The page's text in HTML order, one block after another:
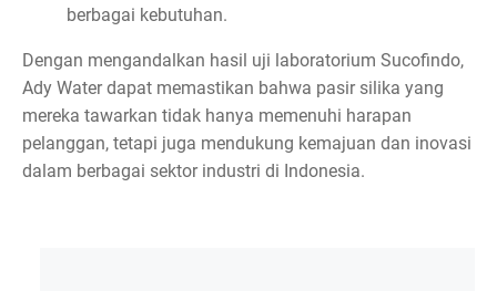
berbagai kebutuhan.
Dengan mengandalkan hasil uji laboratorium Sucofindo,
Ady Water dapat memastikan bahwa pasir silika yang
mereka tawarkan tidak hanya memenuhi harapan
pelanggan, tetapi juga mendukung kemajuan dan inovasi
dalam berbagai sektor industri di Indonesia.